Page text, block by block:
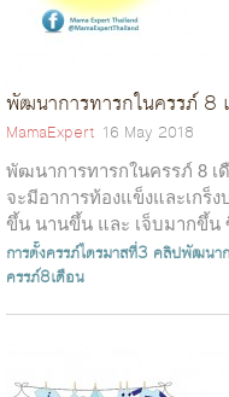
พัฒนาการทารกในครรภ์ 8
MamaExpert 16 May 2018
พัฒนาการทารกในครรภ์ 8 เ
จะมีอาการท้องแข็งและเกร็
ขึ้น นานขึ้น และ เจ็บมากขึ้น
เป็น...
การตั้งครรภ์ไตรมาสที่3 คลิปพัฒนา
ครรภ์8เดือน